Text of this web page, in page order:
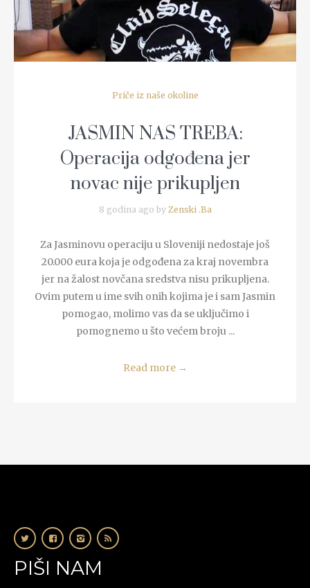
Priče iz naše okoline
JASMIN NAS TREBA:
Operacija odgođena jer
novac nije prikupljen
8 godina ago by Zenski .Ba
Za Jasminovu operaciju u Sloveniji nedostaje još
20.000 eura koja je odgođena za kraj novembra
jer na žalost novčana sredstva nisu prikupljena.
Ovim putem u ime svih onih kojima je i sam Jasmin
pomogao, molimo vas da se uključimo i
pomognemo u što većem broju ...
Read more →
PIŠI NAM